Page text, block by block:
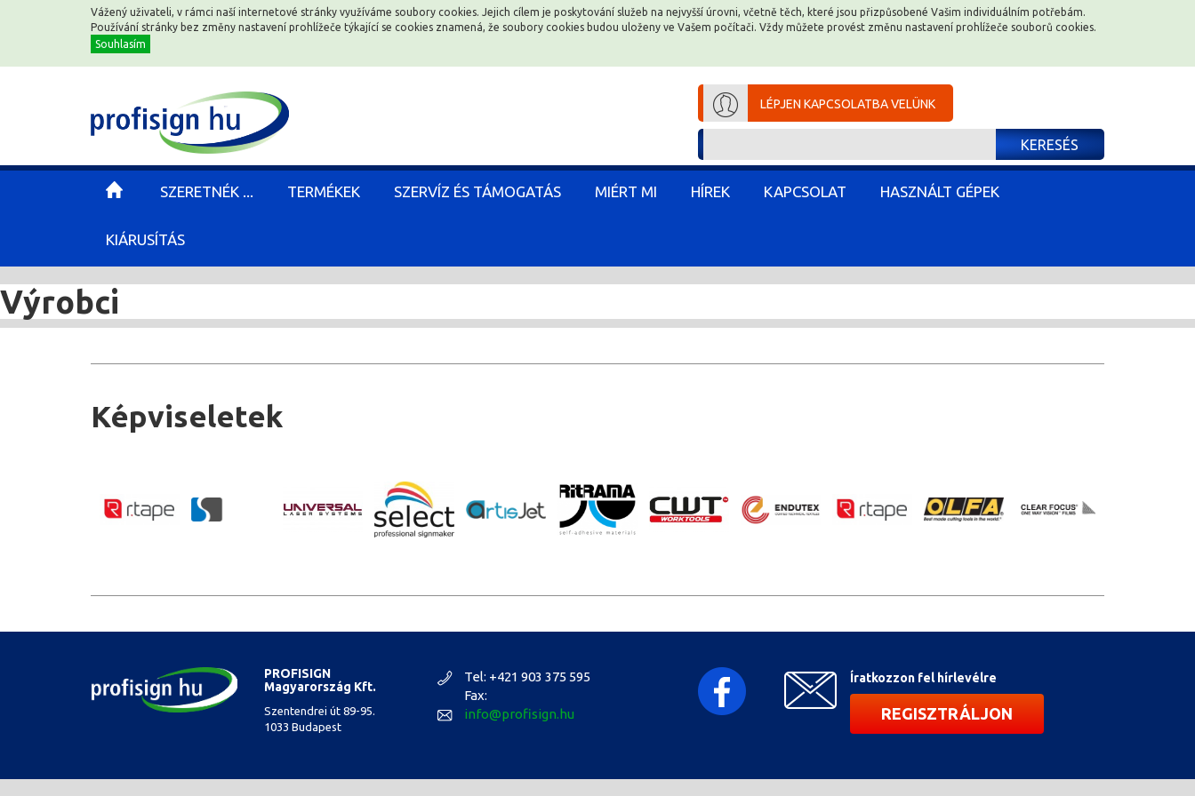
Vážený uživateli, v rámci naší internetové stránky využíváme soubory cookies. Jejich cílem je poskytování služeb na nejvyšší úrovni, včetně těch, které jsou přizpůsobené Vašim individuálním potřebám.
Používání stránky bez změny nastavení prohlížeče týkající se cookies znamená, že soubory cookies budou uloženy ve Vašem počítači. Vždy můžete provést změnu nastavení prohlížeče souborů cookies.
Souhlasím
LÉPJEN KAPCSOLATBA VELÜNK
KERESÉS
SZERETNÉK ... TERMÉKEK SZERVÍZ ÉS TÁMOGATÁS MIÉRT MI HÍREK KAPCSOLAT HASZNÁLT GÉPEK
KIÁRUSÍTÁS
Výrobci
Képviseletek
PROFISIGN
Magyarország Kft.
Szentendrei út 89-95.
1033 Budapest
Tel: +421 903 375 595
Fax:
info@profisign.hu
Íratkozzon fel hírlevélre
REGISZTRÁLJON